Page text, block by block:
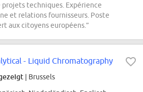
techniques. Expérience
et relations fournisseurs. Poste
aux citoyens européens.”
- Liquid Chromatography
| Brussels